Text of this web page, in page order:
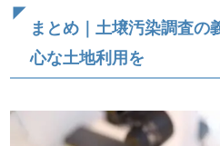
まとめ｜土壌汚染調査の
心な土地利用を